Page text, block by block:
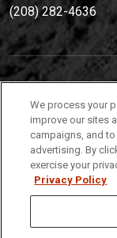
(208) 282-4636
(208) 282-4636
921 South 8th
We process your
improve our sites
campaigns, and
advertising. By
exercise your
Privacy Policy